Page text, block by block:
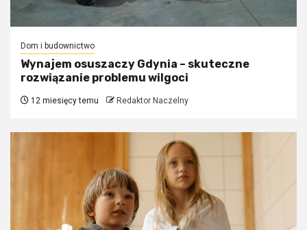
Dom i budownictwo
Wynajem osuszaczy Gdynia – skuteczne
rozwiązanie problemu wilgoci
12 miesięcy temu Redaktor Naczelny